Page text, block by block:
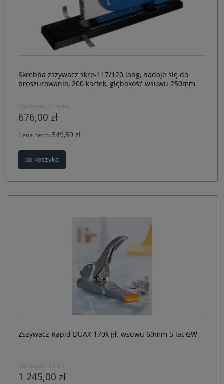
Skrebba zszywacz skre-117/120 lang, nadaje się do
broszurowania, 200 kartek, głębokość wsuwu 250mm
Producent: Skrebba
676,00 zł
Cena netto: 549,59 zł
do koszyka
Zszywacz Rapid DUAX 170k gł. wsuwu 60mm 5 lat GW
Producent: RAPID
1 245,00 zł